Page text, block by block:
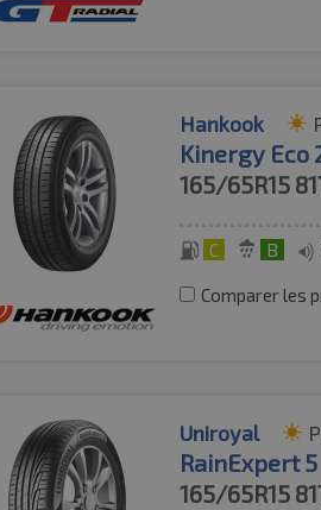
Hankook
Kinergy Eco
165/65R15
C B
Comparer les
Uniroyal
RainExpert 5
165/65R15